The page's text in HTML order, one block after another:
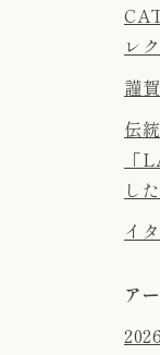
レ
謹
伝
「
した
イ
ア